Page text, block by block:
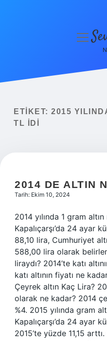
Yasal Uyarı
menüyü
ETIKET: 2015
TL IDI
2014 DE ALTIN
Tarih: Ekim 10, 2024
2014 yılında 1 gram
Kapalıçarşı’da 24 ayar
88,10 lira, Cumhuriyet
588,00 lira olarak
liraydı? 2014’te katı
katı altının fiyatı ne
Çeyrek altın Kaç Lira?
olarak ne kadar? 2014
%4. 2015 yılında gram
Kapalıçarşı’da 24 ayar
2015’te yüzde 11,15